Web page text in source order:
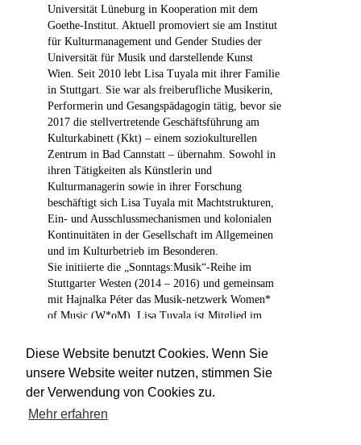
Diese Website benutzt Cookies. Wenn Sie
unsere Website weiter nutzen, stimmen Sie
der Verwendung von Cookies zu.
Mehr erfahren
Universität Lüneburg in Kooperation mit dem
Goethe-Institut. Aktuell promoviert sie am Institut
für Kulturmanagement und Gender Studies der
Universität für Musik und darstellende Kunst
Wien. Seit 2010 lebt Lisa Tuyala mit ihrer Familie
in Stuttgart. Sie war als freiberufliche Musikerin,
Performerin und Gesangspädagogin tätig, bevor sie
2017 die stellvertretende Geschäftsführung am
Kulturkabinett (Kkt) – einem soziokulturellen
Zentrum in Bad Cannstatt – übernahm. Sowohl in
ihren Tätigkeiten als Künstlerin und
Kulturmanagerin sowie in ihrer Forschung
beschäftigt sich Lisa Tuyala mit Machtstrukturen,
Ein- und Ausschlussmechanismen und kolonialen
Kontinuitäten in der Gesellschaft im Allgemeinen
und im Kulturbetrieb im Besonderen.
Sie initiierte die „Sonntags:Musik“-Reihe im
Stuttgarter Westen (2014 – 2016) und gemeinsam
mit Hajnalka Péter das Musik-netzwerk Women*
of Music (W*oM). Lisa Tuyala ist Mitglied im
für Kulturelle Teilhabe Baden-Württemberg sowie